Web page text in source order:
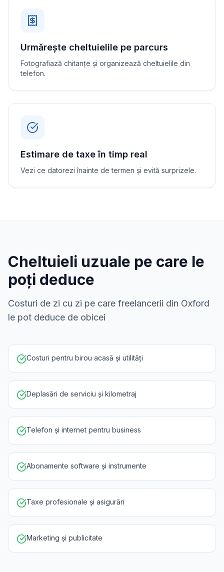
Urmărește cheltuielile pe parcurs
Fotografiază chitanțe și organizează cheltuielile din
telefon.
Estimare de taxe în timp real
Vezi ce datorezi înainte de termen și evită surprizele.
Cheltuieli uzuale pe care le
poți deduce
Costuri de zi cu zi pe care freelancerii din Oxford
le pot deduce de obicei
Costuri pentru birou acasă și utilități
Deplasări de serviciu și kilometraj
Telefon și internet pentru business
Abonamente software și instrumente
Taxe profesionale și asigurări
Marketing și publicitate